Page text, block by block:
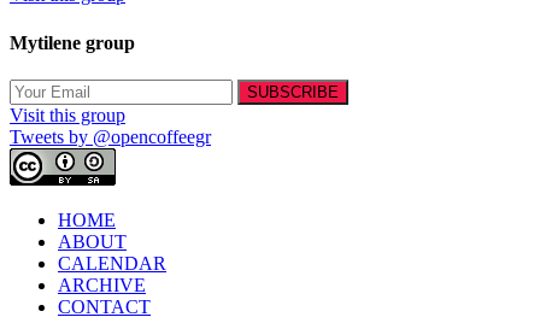
Mytilene group
Visit this group
Tweets by @opencoffeegr
HOME
ABOUT
CALENDAR
ARCHIVE
CONTACT